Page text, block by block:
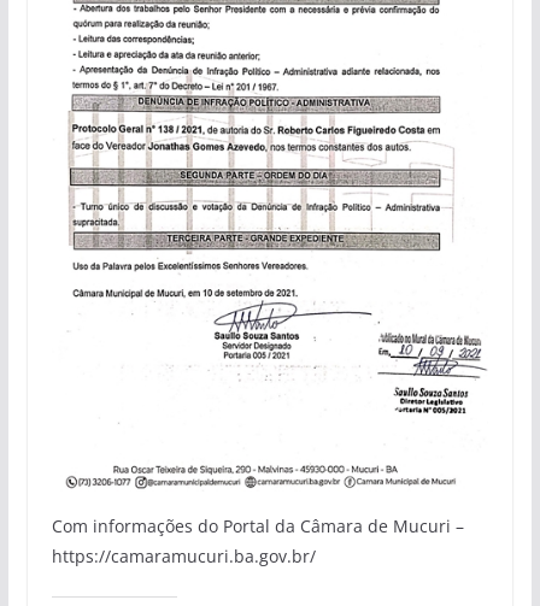
Com informações do Portal da Câmara de Mucuri –
https://camaramucuri.ba.gov.br/